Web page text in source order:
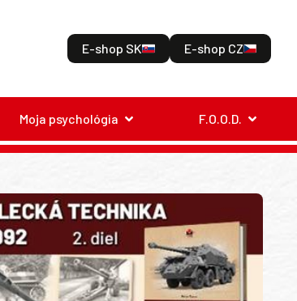
E-shop SK E-shop CZ
Moja psychológia F.O.O.D.